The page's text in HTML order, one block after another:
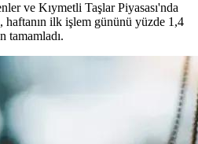
ve Kıymetli Taşlar Piyasası'nda
haftanın ilk işlem gününü yüzde 1,4
tamamladı.